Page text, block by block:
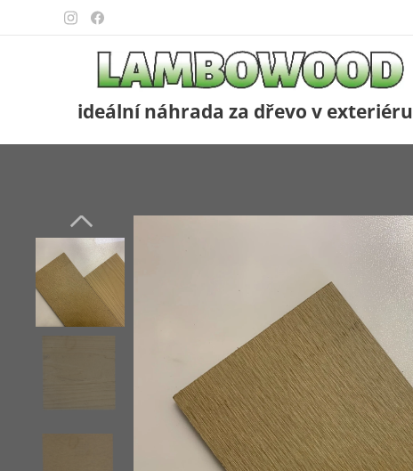
ideální náhrada za dřevo v exteriéru